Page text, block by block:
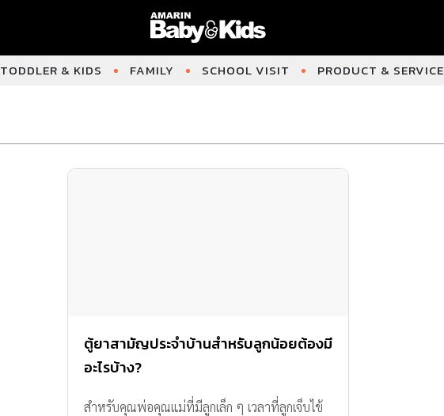
TODDLER & KIDS FAMILY SCHOOL VISIT PRODUCT & SERVICE
ตู้ยาสามัญประจำบ้านสำหรับลูกน้อยต้องมี
อะไรบ้าง?
สำหรับคุณพ่อคุณแม่ที่มีลูกเล็ก ๆ เวลาที่ลูกเจ็บไข้